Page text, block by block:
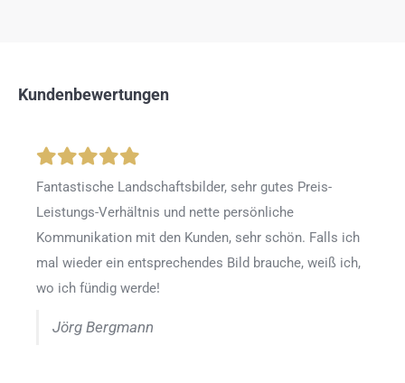
Kundenbewertungen
Fantastische Landschaftsbilder, sehr gutes Preis-
Leistungs-Verhältnis und nette persönliche
Kommunikation mit den Kunden, sehr schön. Falls ich
mal wieder ein entsprechendes Bild brauche, weiß ich,
wo ich fündig werde!
Jörg Bergmann